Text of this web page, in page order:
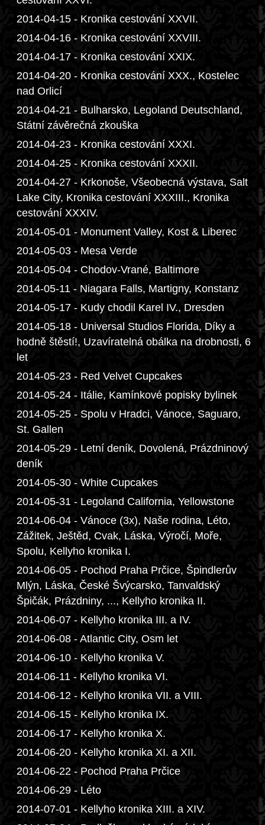
2014-04-15 - Kronika cestování XXVII.
2014-04-16 - Kronika cestování XXVIII.
2014-04-17 - Kronika cestování XXIX.
2014-04-20 - Kronika cestování XXX., Kostelec
nad Orlicí
2014-04-21 - Bulharsko, Legoland Deutschland,
Státní závěrečná zkouška
2014-04-23 - Kronika cestování XXXI.
2014-04-25 - Kronika cestování XXXII.
2014-04-27 - Krkonoše, Všeobecná výstava, Salt
Lake City, Kronika cestování XXXIII., Kronika
cestování XXXIV.
2014-05-01 - Monument Valley, Kost & Liberec
2014-05-03 - Mesa Verde
2014-05-04 - Chodov-Vrané, Baltimore
2014-05-11 - Niagara Falls, Martigny, Konstanz
2014-05-17 - Kudy chodil Karel IV., Dresden
2014-05-18 - Universal Studios Florida, Díky a
hodně štěstí!, Uzavíratelná obálka na drobnosti, 6
let
2014-05-23 - Red Velvet Cupcakes
2014-05-24 - Itálie, Kamínkové popisky bylinek
2014-05-25 - Spolu v Hradci, Vánoce, Saguaro,
St. Gallen
2014-05-29 - Letní deník, Dovolená, Prázdninový
deník
2014-05-30 - White Cupcakes
2014-05-31 - Legoland California, Yellowstone
2014-06-04 - Vánoce (3x), Naše rodina, Léto,
Zážitek, Ještěd, Cvak, Láska, Výročí, Moře,
Spolu, Kellyho kronika I.
2014-06-05 - Pochod Praha Prčice, Špindlerův
Mlýn, Láska, České Švýcarsko, Tanvaldský
Špičák, Prázdniny, ..., Kellyho kronika II.
2014-06-07 - Kellyho kronika III. a IV.
2014-06-08 - Atlantic City, Osm let
2014-06-10 - Kellyho kronika V.
2014-06-11 - Kellyho kronika VI.
2014-06-12 - Kellyho kronika VII. a VIII.
2014-06-15 - Kellyho kronika IX.
2014-06-17 - Kellyho kronika X.
2014-06-20 - Kellyho kronika XI. a XII.
2014-06-22 - Pochod Praha Prčice
2014-06-29 - Léto
2014-07-01 - Kellyho kronika XIII. a XIV.